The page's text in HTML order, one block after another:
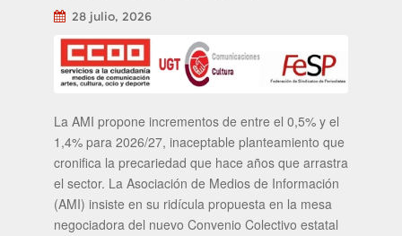
28 julio, 2026
La AMI propone incrementos de entre el 0,5% y el
1,4% para 2026/27, inaceptable planteamiento que
cronifica la precariedad que hace años que arrastra
el sector. La Asociación de Medios de Información
(AMI) insiste en su ridícula propuesta en la mesa
negociadora del nuevo Convenio Colectivo estatal